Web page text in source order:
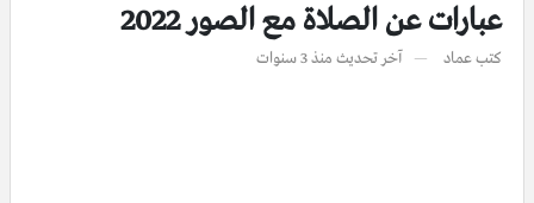
عبارات عن الصلاة مع الصور 2022
كتبعماد آخر تحديث منذ 3 سنوات